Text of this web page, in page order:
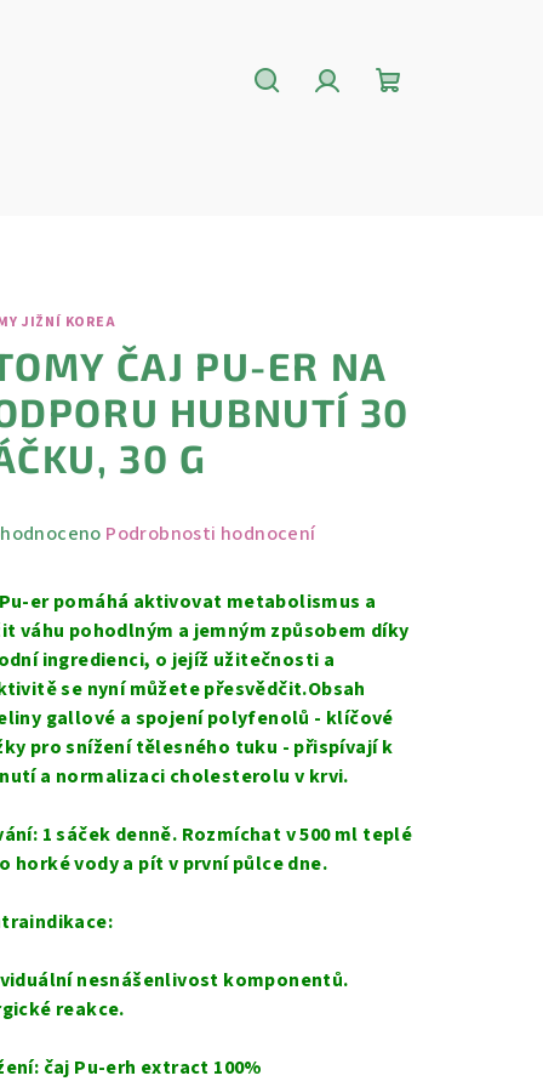
JIŽNÍ KOREA
ČAJ PU-ER NA
HUBNUTÍ 30
30 G
Podrobnosti hodnocení
er pomáhá aktivovat metabolismus a
váhu pohodlným a jemným způsobem díky
ingredienci, o jejíž užitečnosti a
se nyní můžete přesvědčit.Obsah
gallové a spojení polyfenolů - klíčové
pro snížení tělesného tuku - přispívají k
a normalizaci cholesterolu v krvi.
1 sáček denně. Rozmíchat v 500 ml teplé
horké vody a pít v první půlce dne.
nesnášenlivost komponentů.
reakce.
čaj Pu-erh extract 100%